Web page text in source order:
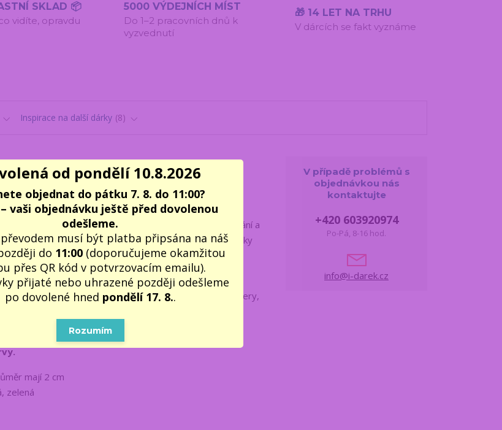
SKLAD 📦
vidíte, opravdu
5000 VÝDEJNÍCH MÍST
Do 1–2 pracovních dnů k
vyzvednutí
🎁 14 LET NA TRHU
V dárcích se fakt vyznáme
Inspirace na další dárky 8
- 10 ksjesmyslovou stavebnicíposkytující nejen
dítěte, navíc se sluchovou zpětnou vazbou. Při natahování a
s trubičkamifunguje i jakoantistresová hračka. Tubičky
kruh, čtverec, hvězdunebodalší obrazce. Tyto
fyzikální terapeutické hračky.
- 10 ksdoporučujeme jako hravý dárek pro děti, teenagery,
k svátku nebo k Vánocům. Dodáváme v
mají 2 cm
zelená
V případě problémů s
objednávkou nás
kontaktujte
+420 603920974
Po-Pá, 8-16 hod.
info@i-darek.cz
od pondělí 10.8.2026
objednat do pátku 7. 8. do 11:00?
vaši objednávku ještě před dovolenou
odešleme.
musí být platba připsána na náš
do 11:00 (doporučujeme okamžitou
přes QR kód v potvrzovacím emailu).
přijaté nebo uhrazené později odešleme
po dovolené hned pondělí 17. 8..
Rozumím